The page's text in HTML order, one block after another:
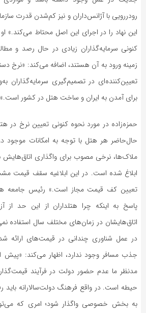
رودررویی با آژانس‌داران و نیز کم‌شدن قدرت
این نهاد را در اجرای این اصل محتاط می‌کند.» او
کنونی سرمایه‌گذاران زیادی در حال رصد و
زمینه ورود به آن هستند، اضافه می‌کند: «نرخ
تعیین‌کننده‌ای در تصمیم‌گیری سرمایه‌گذاران
برای آمدن به ایران و ساخت هتل در کشور است.»
حمزه‌زاده در مورد نحوه کنونی تعیین نرخ در
حال‌حاضر هر هتل با توجه به امکانات موجود
ملاک‌ها، نرخی مصوب برای واگذاری اتاق‌هایش
ابلاغ شده است. در این ابلاغیه سقف قیمت
تعیین کف قیمت مجاز است.» رئیس جامعه
پاسخ به اینکه چرا هتلداران از این حد از
اتاق‌هایشان در زمان‌های مختلف سال استفاده
در عمل شناوری چندانی در قیمت‌های ارائه
جذب مسافر وجود ندارد، اظهار می‌کند: «پیش
مدنظر ما عدم حضور دولت در فرآیند
حیطه است. در واقع فرهنگ دولت‌سالارانه باید
به بخش خصوصی واگذار شود؛ امری که